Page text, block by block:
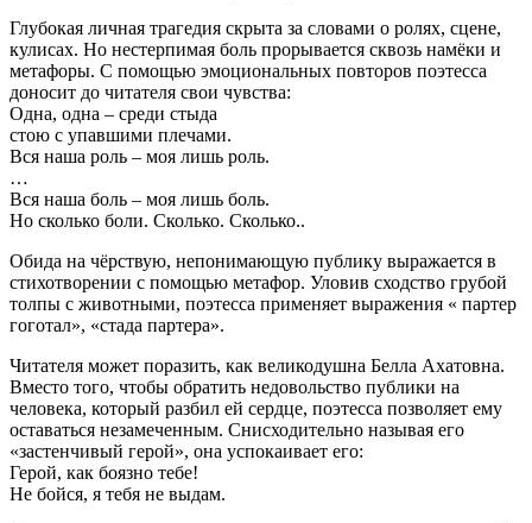
Глубокая личная трагедия скрыта за словами о ролях, сцене,
кулисах. Но нестерпимая боль прорывается сквозь намёки и
метафоры. С помощью эмоциональных повторов поэтесса
доносит до читателя свои чувства:
Одна, одна – среди стыда
стою с упавшими плечами.
Вся наша роль – моя лишь роль.
…
Вся наша боль – моя лишь боль.
Но сколько боли. Сколько. Сколько..
Обида на чёрствую, непонимающую публику выражается в
стихотворении с помощью метафор. Уловив сходство грубой
толпы с животными, поэтесса применяет выражения « партер
гоготал», «стада партера».
Читателя может поразить, как великодушна Белла Ахатовна.
Вместо того, чтобы обратить недовольство публики на
человека, который разбил ей сердце, поэтесса позволяет ему
оставаться незамеченным. Снисходительно называя его
«застенчивый герой», она успокаивает его:
Герой, как боязно тебе!
Не бойся, я тебя не выдам.